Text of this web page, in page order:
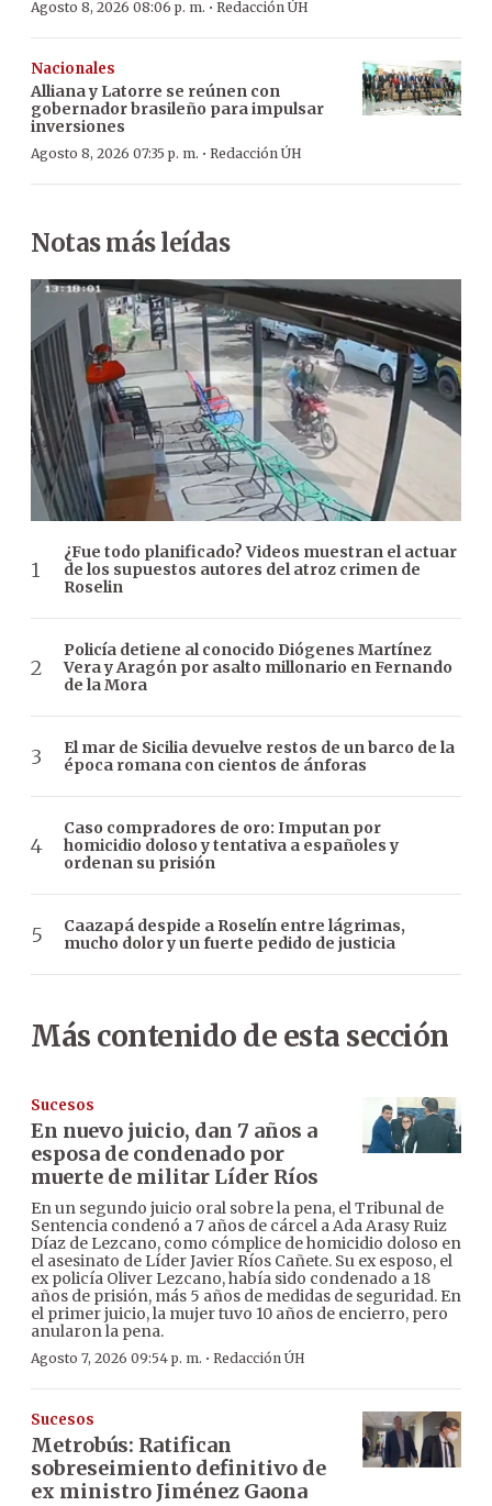
Agosto 8, 2026 08:06 p. m. · Redacción ÚH
Nacionales
Alliana y Latorre se reúnen con
gobernador brasileño para impulsar
inversiones
Agosto 8, 2026 07:35 p. m. · Redacción ÚH
Notas más leídas
¿Fue todo planificado? Videos muestran el actuar
de los supuestos autores del atroz crimen de
Roselin
Policía detiene al conocido Diógenes Martínez
Vera y Aragón por asalto millonario en Fernando
de la Mora
El mar de Sicilia devuelve restos de un barco de la
época romana con cientos de ánforas
Caso compradores de oro: Imputan por
homicidio doloso y tentativa a españoles y
ordenan su prisión
Caazapá despide a Roselín entre lágrimas,
mucho dolor y un fuerte pedido de justicia
Más contenido de esta sección
Sucesos
En nuevo juicio, dan 7 años a
esposa de condenado por
muerte de militar Líder Ríos
En un segundo juicio oral sobre la pena, el Tribunal de
Sentencia condenó a 7 años de cárcel a Ada Arasy Ruiz
Díaz de Lezcano, como cómplice de homicidio doloso en
el asesinato de Líder Javier Ríos Cañete. Su ex esposo, el
ex policía Oliver Lezcano, había sido condenado a 18
años de prisión, más 5 años de medidas de seguridad. En
el primer juicio, la mujer tuvo 10 años de encierro, pero
anularon la pena.
Agosto 7, 2026 09:54 p. m. · Redacción ÚH
Sucesos
Metrobús: Ratifican
sobreseimiento definitivo de
ex ministro Jiménez Gaona